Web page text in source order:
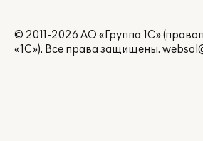
© 2011-2026 АО «Группа 1С»
«1С»). Все права защищены.